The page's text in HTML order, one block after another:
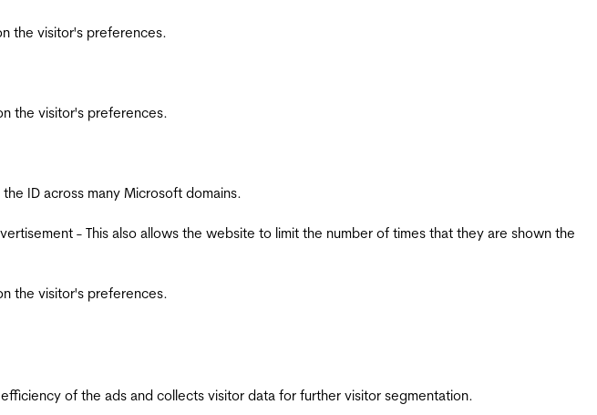
the visitor's preferences.
the visitor's preferences.
ID across many Microsoft domains.
- This also allows the website to limit the number of times that they are shown the
the visitor's preferences.
of the ads and collects visitor data for further visitor segmentation.